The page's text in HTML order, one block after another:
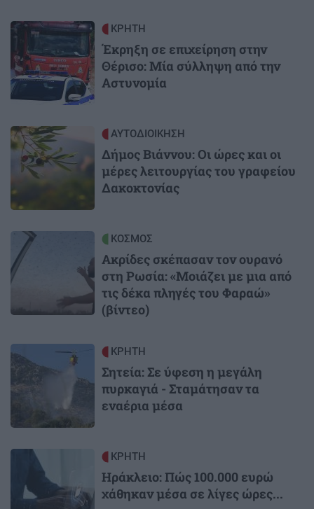
Image ΚΡΗΤΗ
Έκρηξη σε επιχείρηση στην
Θέρισο: Μία σύλληψη από την
Αστυνομία
Image ΑΥΤΟΔΙΟΙΚΗΣΗ
Δήμος Βιάννου: Οι ώρες και οι
μέρες λειτουργίας του γραφείου
Δακοκτονίας
Image ΚΟΣΜΟΣ
Ακρίδες σκέπασαν τον ουρανό
στη Ρωσία: «Μοιάζει με μια από
τις δέκα πληγές του Φαραώ»
(βίντεο)
Image ΚΡΗΤΗ
Σητεία: Σε ύφεση η μεγάλη
πυρκαγιά - Σταμάτησαν τα
εναέρια μέσα
Image ΚΡΗΤΗ
Ηράκλειο: Πώς 100.000 ευρώ
χάθηκαν μέσα σε λίγες ώρες...